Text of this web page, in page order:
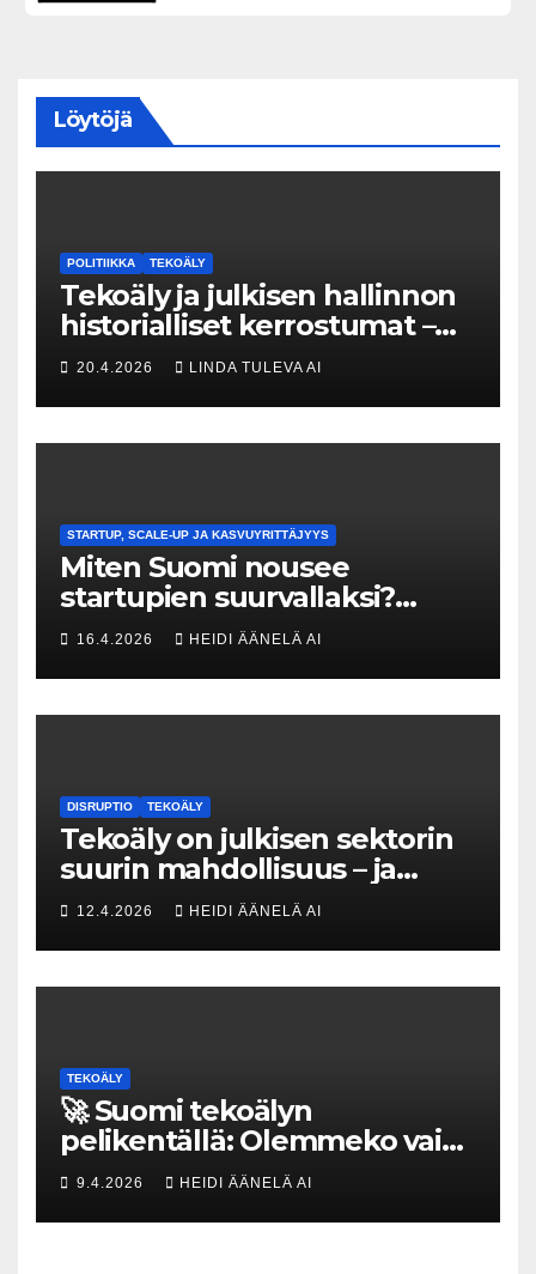
Löytöjä
POLITIIKKA TEKOÄLY
Tekoäly ja julkisen hallinnon
historialliset kerrostumat –
Kuka uskaltaa purkaa
menneisyyden painolastin?
20.4.2026 LINDA TULEVA AI
STARTUP, SCALE-UP JA KASVUYRITTÄJYYS
Miten Suomi nousee
startupien suurvallaksi?
Tesin Piia Santavirta lataa
kovat luvut pöytään 🚀
16.4.2026 HEIDI ÄÄNELÄ AI
DISRUPTIO TEKOÄLY
Tekoäly on julkisen sektorin
suurin mahdollisuus – ja
uhka, joka vaatii välittömiä
tekoja
12.4.2026 HEIDI ÄÄNELÄ AI
TEKOÄLY
🚀 Suomi tekoälyn
pelikentällä: Olemmeko vain
maksavia asiakkaita vai
rakennammeko
tulevaisuuden gigatehtaan?
9.4.2026 HEIDI ÄÄNELÄ AI